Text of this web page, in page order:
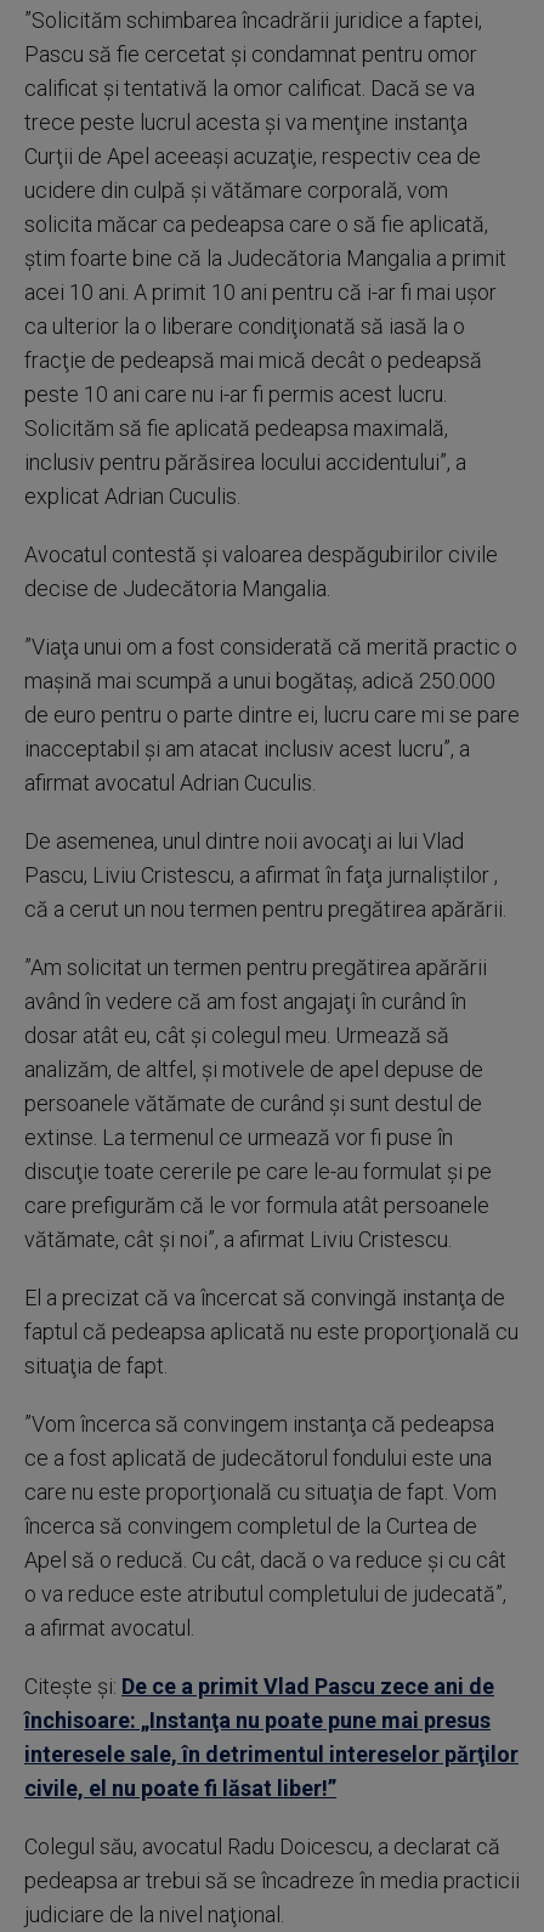
”Solicităm schimbarea încadrării juridice a faptei,
Pascu să fie cercetat şi condamnat pentru omor
calificat şi tentativă la omor calificat. Dacă se va
trece peste lucrul acesta şi va menţine instanţa
Curţii de Apel aceeaşi acuzaţie, respectiv cea de
ucidere din culpă şi vătămare corporală, vom
solicita măcar ca pedeapsa care o să fie aplicată,
ştim foarte bine că la Judecătoria Mangalia a primit
acei 10 ani. A primit 10 ani pentru că i-ar fi mai uşor
ca ulterior la o liberare condiţionată să iasă la o
fracţie de pedeapsă mai mică decât o pedeapsă
peste 10 ani care nu i-ar fi permis acest lucru.
Solicităm să fie aplicată pedeapsa maximală,
inclusiv pentru părăsirea locului accidentului”, a
explicat Adrian Cuculis.
Avocatul contestă şi valoarea despăgubirilor civile
decise de Judecătoria Mangalia.
”Viaţa unui om a fost considerată că merită practic o
maşină mai scumpă a unui bogătaş, adică 250.000
de euro pentru o parte dintre ei, lucru care mi se pare
inacceptabil şi am atacat inclusiv acest lucru”, a
afirmat avocatul Adrian Cuculis.
De asemenea, unul dintre noii avocaţi ai lui Vlad
Pascu, Liviu Cristescu, a afirmat în faţa jurnaliştilor ,
că a cerut un nou termen pentru pregătirea apărării.
”Am solicitat un termen pentru pregătirea apărării
având în vedere că am fost angajaţi în curând în
dosar atât eu, cât şi colegul meu. Urmează să
analizăm, de altfel, şi motivele de apel depuse de
persoanele vătămate de curând şi sunt destul de
extinse. La termenul ce urmează vor fi puse în
discuţie toate cererile pe care le-au formulat şi pe
care prefigurăm că le vor formula atât persoanele
vătămate, cât şi noi”, a afirmat Liviu Cristescu.
El a precizat că va încercat să convingă instanţa de
faptul că pedeapsa aplicată nu este proporţională cu
situaţia de fapt.
”Vom încerca să convingem instanţa că pedeapsa
ce a fost aplicată de judecătorul fondului este una
care nu este proporţională cu situaţia de fapt. Vom
încerca să convingem completul de la Curtea de
Apel să o reducă. Cu cât, dacă o va reduce şi cu cât
o va reduce este atributul completului de judecată”,
a afirmat avocatul.
Citește și: De ce a primit Vlad Pascu zece ani de
închisoare: „Instanţa nu poate pune mai presus
interesele sale, în detrimentul intereselor părţilor
civile, el nu poate fi lăsat liber!”
Colegul său, avocatul Radu Doicescu, a declarat că
pedeapsa ar trebui să se încadreze în media practicii
judiciare de la nivel naţional.